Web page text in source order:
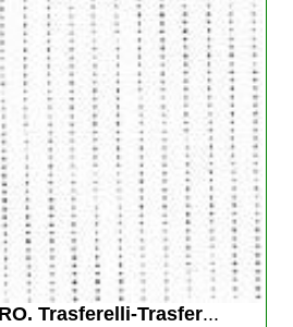
Trasferelli-Trasfer...